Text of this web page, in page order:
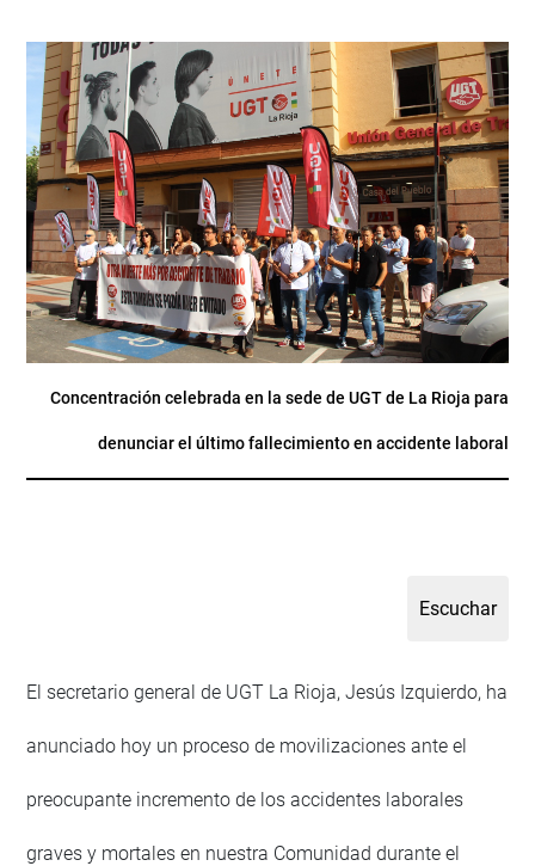
Concentración celebrada en la sede de UGT de La Rioja para
denunciar el último fallecimiento en accidente laboral
El secretario general de UGT La Rioja, Jesús Izquierdo, ha
anunciado hoy un proceso de movilizaciones ante el
preocupante incremento de los accidentes laborales
graves y mortales en nuestra Comunidad durante el